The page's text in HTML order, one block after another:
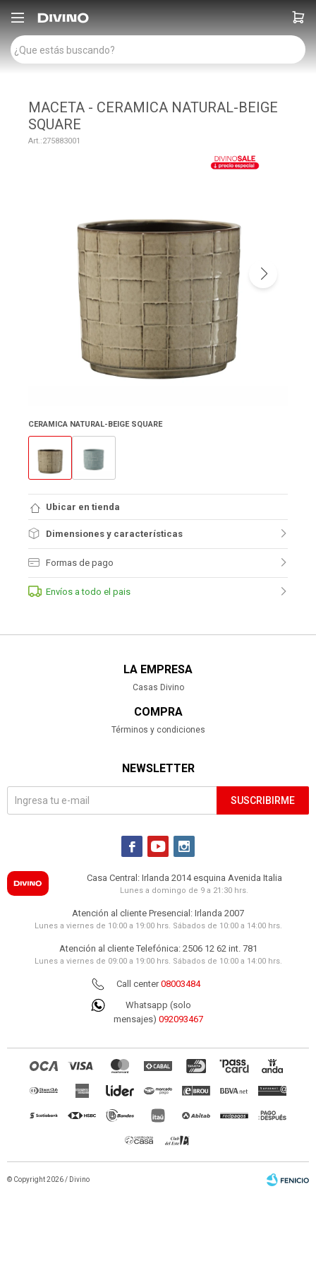

MACETA - CERAMICA NATURAL-BEIGE
SQUARE
275883001
CERAMICA NATURAL-BEIGE SQUARE
Ubicar en tienda
Dimensiones y características
Formas de pago
Envíos a todo el pais
LA EMPRESA
Casas Divino
COMPRA
Términos y condiciones
NEWSLETTER
SUSCRIBIRME
  
Casa Central: Irlanda 2014 esquina Avenida Italia
Lunes a domingo de 9 a 21:30 hrs.
Atención al cliente Presencial: Irlanda 2007
Lunes a viernes de 10:00 a 19:00 hrs. Sábados de 10:00 a 14:00 hrs.
Atención al cliente Telefónica: 2506 12 62 int. 781
Lunes a viernes de 09:00 a 19:00 hrs. Sábados de 10:00 a 14:00 hrs.
Call center08003484
Whatsapp (solo
mensajes) 092093467
© Copyright 2026 / Divino